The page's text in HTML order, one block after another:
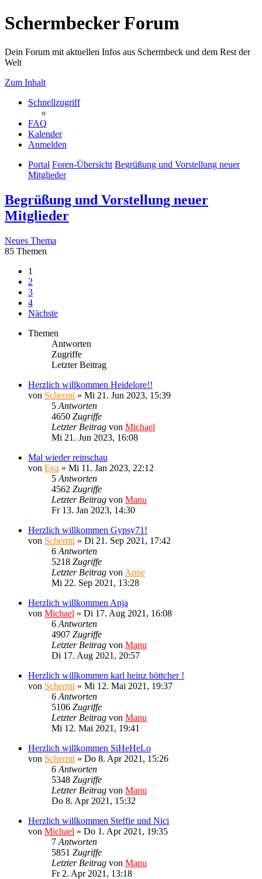
Schermbecker Forum
Dein Forum mit aktuellen Infos aus Schermbeck und dem Rest der
Welt
Zum Inhalt
Schnellzugriff
FAQ
Kalender
Anmelden
Portal Foren-Übersicht Begrüßung und Vorstellung neuer
Mitglieder
Begrüßung und Vorstellung neuer
Mitglieder
Neues Thema
85 Themen
1
2
3
4
Nächste
Themen
Antworten
Zugriffe
Letzter Beitrag
Herzlich willkommen Heidelore!!
von Schermi » Mi 21. Jun 2023, 15:39
5 Antworten
4650 Zugriffe
Letzter Beitrag von Michael
Mi 21. Jun 2023, 16:08
Mal wieder reinschau
von Eva » Mi 11. Jan 2023, 22:12
5 Antworten
4562 Zugriffe
Letzter Beitrag von Manu
Fr 13. Jan 2023, 14:30
Herzlich willkommen Gypsy71!
von Schermi » Di 21. Sep 2021, 17:42
6 Antworten
5218 Zugriffe
Letzter Beitrag von Anne
Mi 22. Sep 2021, 13:28
Herzlich willkommen Anja
von Michael » Di 17. Aug 2021, 16:08
6 Antworten
4907 Zugriffe
Letzter Beitrag von Manu
Di 17. Aug 2021, 20:57
Herzlich willkommen karl heinz böttcher !
von Schermi » Mi 12. Mai 2021, 19:37
6 Antworten
5106 Zugriffe
Letzter Beitrag von Manu
Mi 12. Mai 2021, 19:41
Herzlich willkommen SiHeHeLo
von Schermi » Do 8. Apr 2021, 15:26
6 Antworten
5348 Zugriffe
Letzter Beitrag von Manu
Do 8. Apr 2021, 15:32
Herzlich willkommen Steffie und Nici
von Michael » Do 1. Apr 2021, 19:35
7 Antworten
5851 Zugriffe
Letzter Beitrag von Manu
Fr 2. Apr 2021, 13:18